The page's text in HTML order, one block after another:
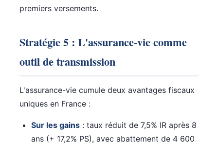
premiers versements.
Stratégie 5 : L'assurance-vie comme
outil de transmission
L'assurance-vie cumule deux avantages fiscaux
uniques en France :
Sur les gains : taux réduit de 7,5% IR après 8
ans (+ 17,2% PS), avec abattement de 4 600